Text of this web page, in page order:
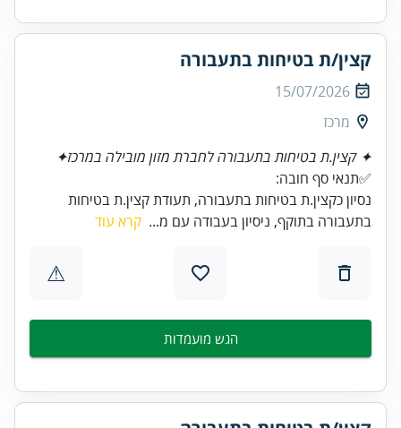
קצין/ת בטיחות בתעבורה
15/07/2026
מרכז
✦ קצין.ת בטיחות בתעבורה לחברת מזון מובילה במרכז✦
✅תנאי סף חובה:
נסיון כקצין.ת בטיחות בתעבורה, תעודת קצין.ת בטיחות
בתעבורה בתוקף, ניסיון בעבודה עם מ... קרא עוד
⚠
הגש מועמדות